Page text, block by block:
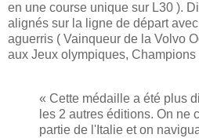
en une course unique sur L30 ).
alignés sur la ligne de départ
aguerris ( Vainqueur de la Volvo
aux ­Jeux olympiques, Champions
« Cette médaille a été plus
les 2 autres éditions. On ne
partie de l'Italie et on